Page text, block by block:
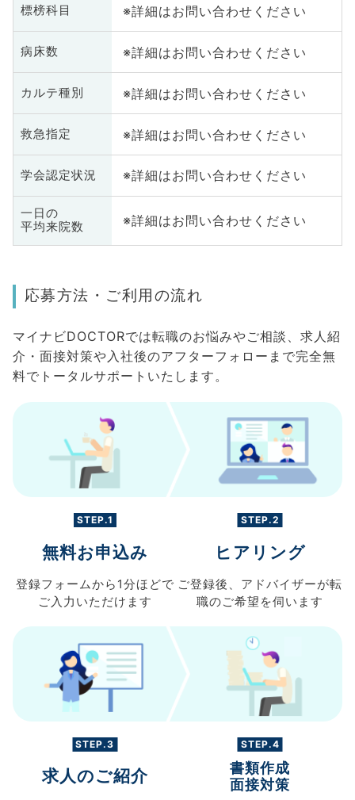
標榜科目 ※詳細はお問い合わせください
病床数 ※詳細はお問い合わせください
カルテ種別 ※詳細はお問い合わせください
救急指定 ※詳細はお問い合わせください
学会認定状況 ※詳細はお問い合わせください
一日の
平均来院数
※詳細はお問い合わせください
応募方法・ご利用の流れ
マイナビDOCTORでは転職のお悩みやご相談、求人紹
介・面接対策や入社後のアフターフォローまで完全無
料でトータルサポートいたします。
STEP.1
無料お申込み
登録フォームから 1分ほどで
ご入力 いただけます
STEP.2
ヒアリング
ご登録後、 アドバイザーが転
職のご希望を伺います
STEP.3
求人のご紹介
STEP.4
書類作成
面接対策